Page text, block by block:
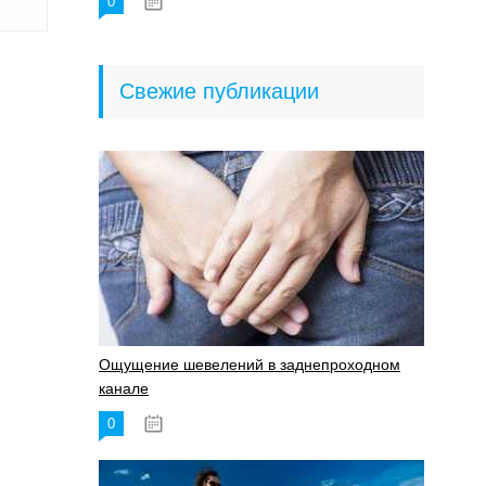
Свежие публикации
Ощущение шевелений в заднепроходном
канале
0